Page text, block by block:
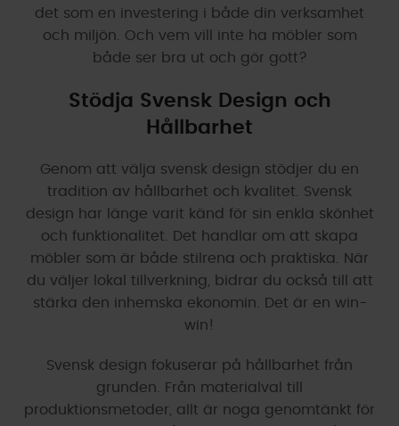
det som en investering i både din verksamhet
och miljön. Och vem vill inte ha möbler som
både ser bra ut och gör gott?
Stödja Svensk Design och
Hållbarhet
Genom att välja svensk design stödjer du en
tradition av hållbarhet och kvalitet. Svensk
design har länge varit känd för sin enkla skönhet
och funktionalitet. Det handlar om att skapa
möbler som är både stilrena och praktiska. När
du väljer lokal tillverkning, bidrar du också till att
stärka den inhemska ekonomin. Det är en win-
win!
Svensk design fokuserar på hållbarhet från
grunden. Från materialval till
produktionsmetoder, allt är noga genomtänkt för